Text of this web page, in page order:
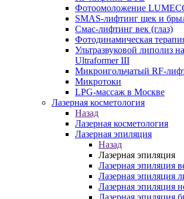
Фотоомоложение
SMAS-лифтинг щек и
Смас-лифтинг век (глаз)
Фотодинамическая
Ультразвуковой липолиз
Ultraformer III
Микроигольчатый RF-
Микротоки
LPG-массаж в Москве
Лазерная косметология
Назад
Лазерная косметология
Лазерная эпиляция
Назад
Лазерная эпиляция
Лазерная эпиляция
Лазерная эпиляция
Лазерная эпиляция
Лазерная эпиляция